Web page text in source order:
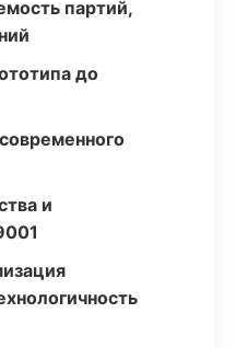
партий,
до
и